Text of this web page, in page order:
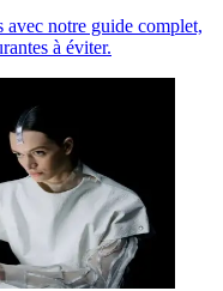
notre guide complet,
à éviter.